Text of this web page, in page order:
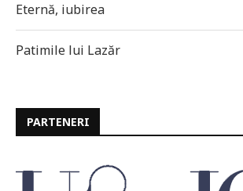
Eternă, iubirea
Patimile lui Lazăr
PARTENERI